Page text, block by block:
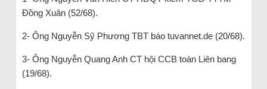
Đồng Xuân (52/68).
2- Ông Nguyễn Sỹ Phương TBT báo tuvannet.de (20/68).
3- Ông Nguyễn Quang Anh CT hội CCB toàn Liên bang
(19/68).